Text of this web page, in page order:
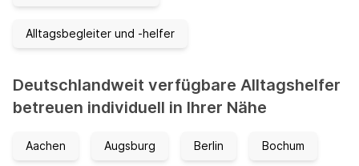
Alltagsbegleiter und -helfer
Deutschlandweit verfügbare Alltagshelfer
betreuen individuell in Ihrer Nähe
Aachen Augsburg Berlin Bochum